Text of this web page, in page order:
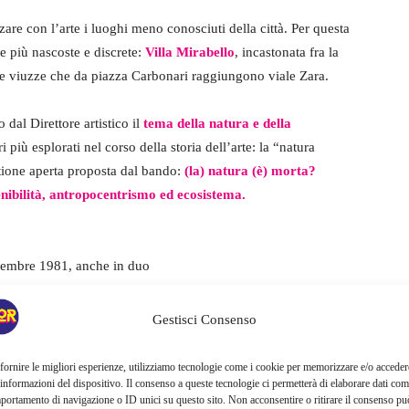
Gestisci Consenso
le migliori esperienze, utilizziamo tecnologie come i cookie per memorizzare e/o
del dispositivo. Il consenso a queste tecnologie ci permetterà di elaborare dati
di navigazione o ID unici su questo sito. Non acconsentire o ritirare il consenso
con l’arte i luoghi meno conosciuti della città. Per questa
più nascoste e discrete: Villa Mirabello, incastonata fra la
che da piazza Carbonari raggiungono viale Zara.
dal Direttore artistico il tema della natura e della
più esplorati nel corso della storia dell’arte: la “natura
aperta proposta dal bando: (la) natura (è) morta?
antropocentrismo ed ecosistema.
1981, anche in duo
superare, se bidimensionali, cm 100×100 e, se
pari a cm 200 x 200 x 200, tridimensionali da interno cm
in uno spazio all’aperto senza copertura
dalla Giuria secondo criteri qualitativi, di rispetto delle